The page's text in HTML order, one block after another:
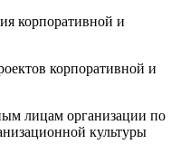
корпоративной и
корпоративной и
лицам организации по
культуры